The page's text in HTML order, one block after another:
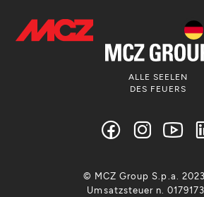
ALLE SEELEN
DES FEUERS
© MCZ Group S.p.a.
Umsatzsteuer n.